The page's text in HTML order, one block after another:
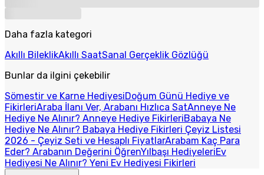
Daha fazla kategori
Akıllı BileklikAkıllı SaatSanal Gerçeklik Gözlüğü
Bunlar da ilgini çekebilir
Sömestir ve Karne HediyesiDoğum Günü Hediye ve
FikirleriAraba İlanı Ver, Arabanı Hızlıca SatAnneye Ne
Hediye Ne Alınır? Anneye Hediye FikirleriBabaya Ne
Hediye Ne Alınır? Babaya Hediye Fikirleri Çeyiz Listesi
2026 - Çeyiz Seti ve Hesaplı FiyatlarArabam Kaç Para
Eder? Arabanın Değerini ÖğrenYılbaşı HediyeleriEv
Hediyesi Ne Alınır? Yeni Ev Hediyesi Fikirleri